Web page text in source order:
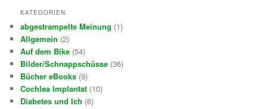
KATEGORIEN
abgestrampelte Meinung (1)
Allgemein (2)
Auf dem Bike (54)
Bilder/Schnappschüsse (36)
Bücher eBooks (9)
Cochlea Implantat (10)
Diabetes und Ich (6)